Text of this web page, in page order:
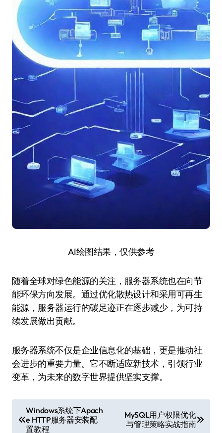
AI绘图结果，仅供参考
随着全球对绿色能源的关注，服务器系统也在向节
能环保方向发展。通过优化散热设计和采用可再生
能源，服务器运行的碳足迹正在逐步减少，为可持
续发展做出贡献。
服务器系统不仅是企业信息化的基础，更是推动社
会进步的重要力量。它不断适应新技术，引领行业
变革，为未来的数字世界提供坚实支撑。
章
Windows系统下Apach
e HTTP服务器安装配
置教程
MySQL用户权限优化
与管理策略实战指南